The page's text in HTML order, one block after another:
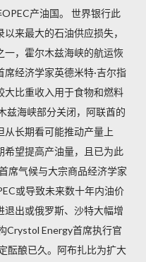
产油国。 世界银行此
来最大的石油供应损失，
一，霍尔木兹海峡的航运恢
经济学家英德米特·吉尔指
大比重收入用于食物和燃料
兹海峡部分关闭，阿联酋的
从长期看可能推动产量上
希望提高产油量，且已为此
席气候与大宗商品经济学家
或导致未来数十年内油价
出或俄罗斯、沙特大幅增
Crystol Energy首席执行官
酝酿已久。阿布扎比为扩大